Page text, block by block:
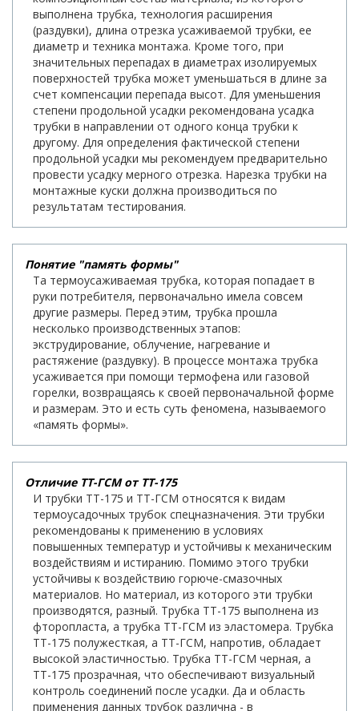
выполнена трубка, технология расширения
(раздувки), длина отрезка усаживаемой трубки, ее
диаметр и техника монтажа. Кроме того, при
значительных перепадах в диаметрах изолируемых
поверхностей трубка может уменьшаться в длине за
счет компенсации перепада высот. Для уменьшения
степени продольной усадки рекомендована усадка
трубки в направлении от одного конца трубки к
другому. Для определения фактической степени
продольной усадки мы рекомендуем предварительно
провести усадку мерного отрезка. Нарезка трубки на
монтажные куски должна производиться по
результатам тестирования.
Понятие "память формы"
Та термоусаживаемая трубка, которая попадает в
руки потребителя, первоначально имела совсем
другие размеры. Перед этим, трубка прошла
несколько производственных этапов:
экструдирование, облучение, нагревание и
растяжение (раздувку). В процессе монтажа трубка
усаживается при помощи термофена или газовой
горелки, возвращаясь к своей первоначальной форме
и размерам. Это и есть суть феномена, называемого
«память формы».
Отличие ТТ-ГСМ от ТТ-175
И трубки ТТ-175 и ТТ-ГСМ относятся к видам
термоусадочных трубок спецназначения. Эти трубки
рекомендованы к применению в условиях
повышенных температур и устойчивы к механическим
воздействиям и истиранию. Помимо этого трубки
устойчивы к воздействию горюче-смазочных
материалов. Но материал, из которого эти трубки
производятся, разный. Трубка ТТ-175 выполнена из
фторопласта, а трубка ТТ-ГСМ из эластомера. Трубка
ТТ-175 полужесткая, а ТТ-ГСМ, напротив, обладает
высокой эластичностью. Трубка ТТ-ГСМ черная, а
ТТ-175 прозрачная, что обеспечивают визуальный
контроль соединений после усадки. Да и область
применения данных трубок различна - в